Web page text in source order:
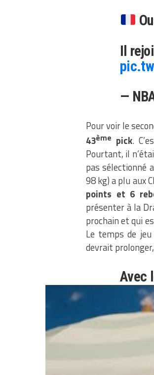
Il
—
Pour voir le
43ème pick.
Pourtant, il
pas sélectionné
98 kg) a plu aux
points et 6
présenter à la
prochain et qui
Le temps de
devrait
Avec
—